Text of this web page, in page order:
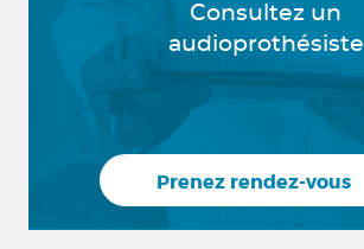
Consultez un
audioprothésiste
Prenez rendez-vous